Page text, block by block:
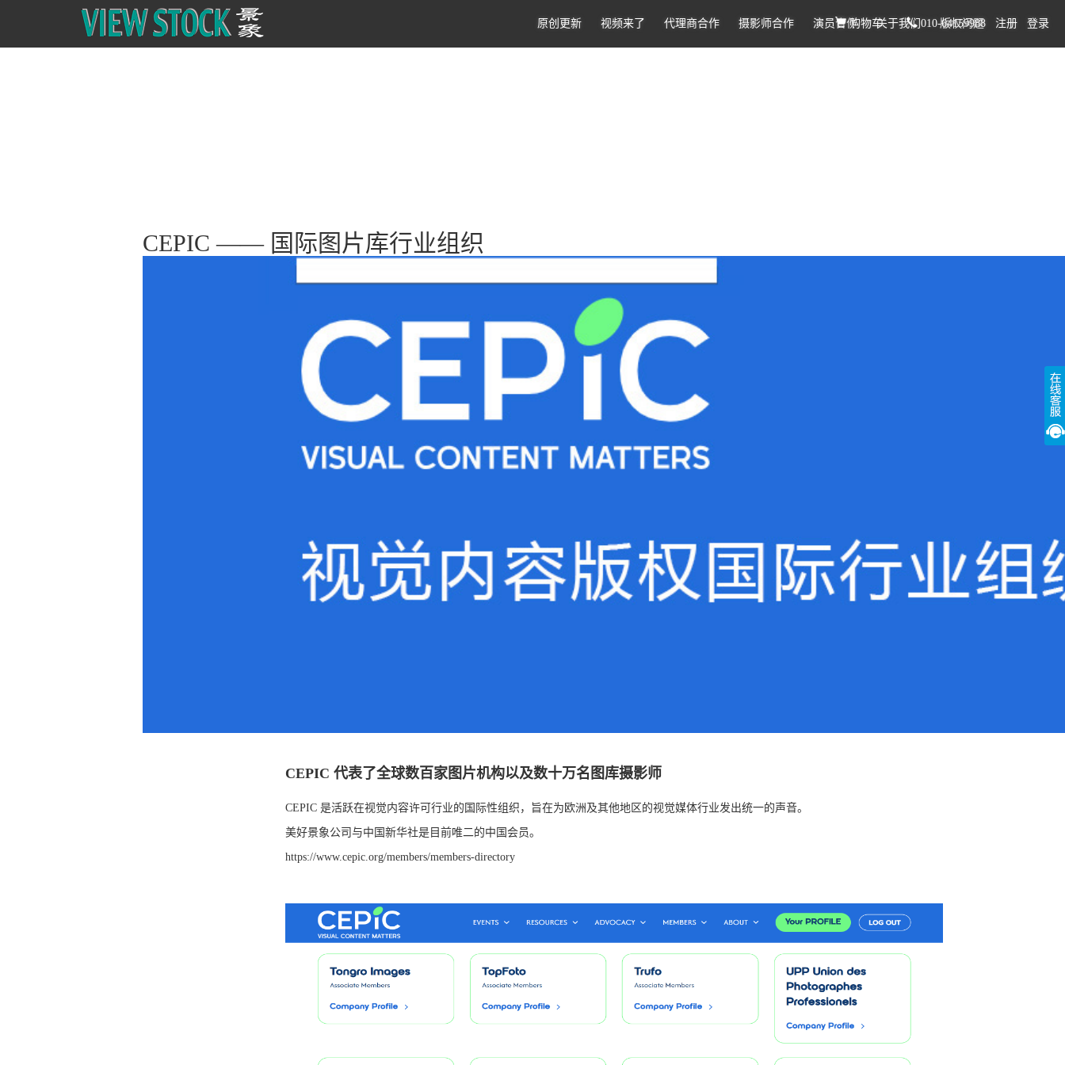
原创更新 视频来了 代理商合作 摄影师合作 演员合作 关于我们 版权问题
购物车 010-64159988 注册 登录
CEPIC —— 国际图片库行业组织
CEPIC 代表了全球数百家图片机构以及数十万名图库摄影师
CEPIC 是活跃在视觉内容许可行业的国际性组织，旨在为欧洲及其他地区的视觉媒体行业发出统一的声音。
美好景象公司与中国新华社是目前唯二的中国会员。
https://www.cepic.org/members/members-directory